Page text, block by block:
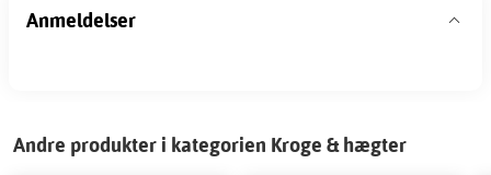
Anmeldelser
Andre produkter i kategorien Kroge & hægter